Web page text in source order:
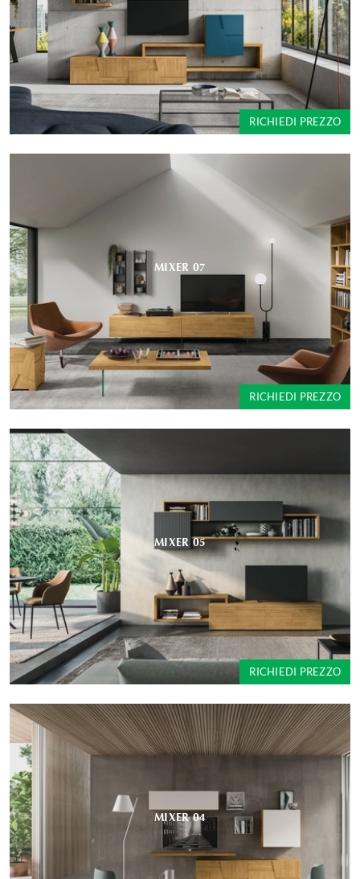
RICHIEDI PREZZO
MIXER 07
RICHIEDI PREZZO
MIXER 05
RICHIEDI PREZZO
MIXER 04